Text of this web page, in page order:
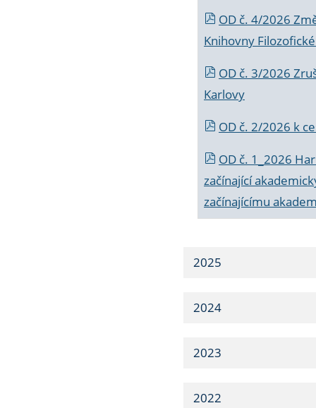
OD č. 4/2026
Knihovny
OD č. 3/2026
Karlovy
OD č. 2/2026 k
OD č. 1_2026
začínající
začínajícímu
2025
2024
2023
2022